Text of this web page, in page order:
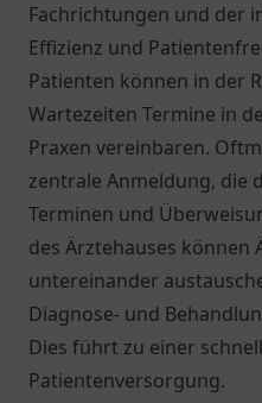
Fachrichtungen und der
Effizienz und
Patienten können in der
Wartezeiten Termine in
Praxen vereinbaren.
zentrale Anmeldung, die
Terminen und
des Ärztehauses können
untereinander
Diagnose- und
Dies führt zu einer
Patientenversorgung.